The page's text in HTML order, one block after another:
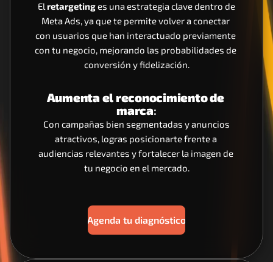
El retargeting es una estrategia clave dentro de
Meta Ads, ya que te permite volver a conectar
con usuarios que han interactuado previamente
con tu negocio, mejorando las probabilidades de
conversión y fidelización.
Aumenta el reconocimiento de
marca:
Con campañas bien segmentadas y anuncios
atractivos, logras posicionarte frente a
audiencias relevantes y fortalecer la imagen de
tu negocio en el mercado.
Agenda tu diagnóstico